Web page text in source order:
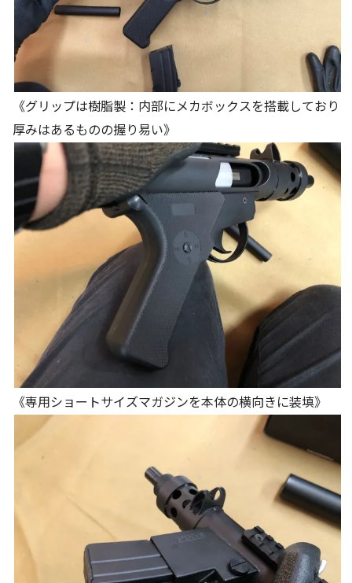
《グリップは樹脂製：内部にメカボックスを搭載しており
厚みはあるものの握り易い》
《専用ショートサイズマガジンを本体の横向きに装填》